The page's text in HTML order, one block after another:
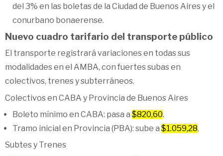
del 3% en las boletas de la Ciudad de Buenos Aires y el
conurbano bonaerense.
Nuevo cuadro tarifario del transporte público
El transporte registrará variaciones en todas sus
modalidades en el AMBA, con fuertes subas en
colectivos, trenes y subterráneos.
Colectivos en CABA y Provincia de Buenos Aires
Boleto mínimo en CABA: pasa a $820,60.
Tramo inicial en Provincia (PBA): sube a $1.059,28.
Subtes y Trenes